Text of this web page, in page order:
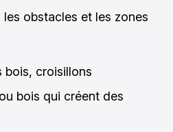
obstacles et les zones
bois, croisillons
bois qui créent des